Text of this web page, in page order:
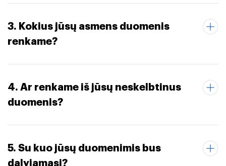
3. Kokius jūsų asmens duomenis
renkame?
4. Ar renkame iš jūsų neskelbtinus
duomenis?
5. Su kuo jūsų duomenimis bus
dalyjamasi?